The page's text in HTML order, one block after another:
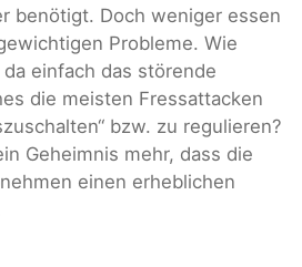
benötigt. Doch weniger essen
Probleme. Wie
einfach das störende
die meisten Fressattacken
bzw. zu regulieren?
Geheimnis mehr, dass die
einen erheblichen